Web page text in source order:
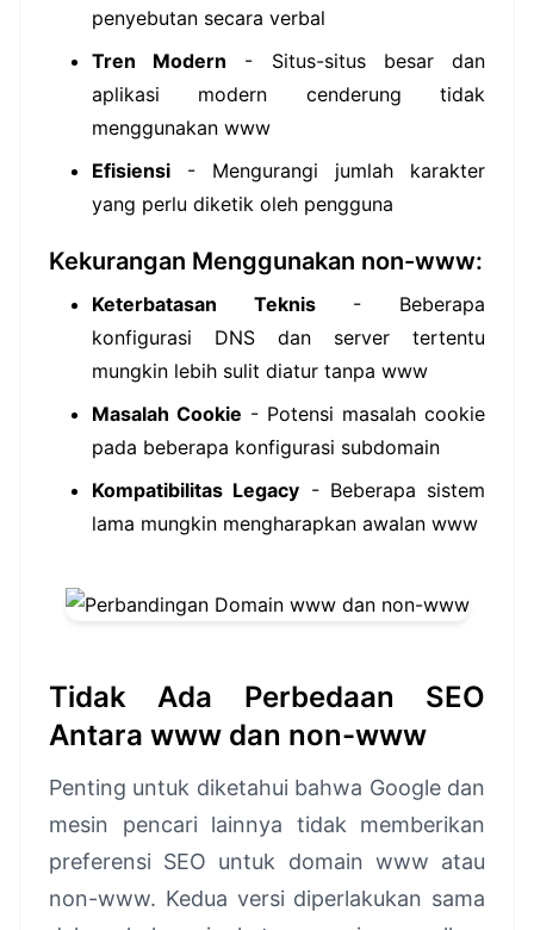
penyebutan secara verbal
Tren Modern - Situs-situs besar dan
aplikasi modern cenderung tidak
menggunakan www
Efisiensi - Mengurangi jumlah karakter
yang perlu diketik oleh pengguna
Kekurangan Menggunakan non-www:
Keterbatasan Teknis- Beberapa
konfigurasi DNS dan server tertentu
mungkin lebih sulit diatur tanpa www
Masalah Cookie - Potensi masalah cookie
pada beberapa konfigurasi subdomain
Kompatibilitas Legacy - Beberapa sistem
lama mungkin mengharapkan awalan www
Tidak Ada Perbedaan SEO
Antara www dan non-www
Penting untuk diketahui bahwa Google dan
mesin pencari lainnya tidak memberikan
preferensi SEO untuk domain www atau
non-www. Kedua versi diperlakukan sama